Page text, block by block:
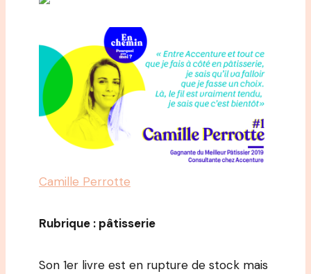
Camille Perrotte
Rubrique : pâtisserie
Son 1er livre est en rupture de stock mais